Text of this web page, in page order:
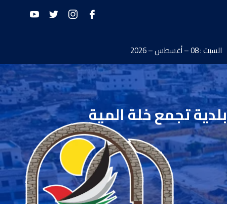
السبت : 08 – أغسطس – 2026
بلدية تجمع خلة المية